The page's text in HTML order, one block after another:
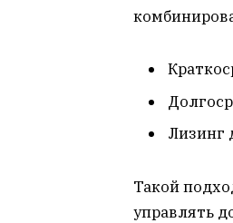
Лизинг
Такой
управлять